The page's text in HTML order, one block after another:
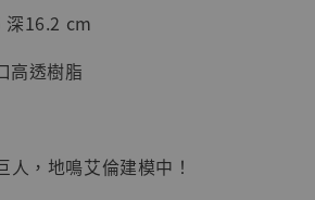
深16.2 cm
高透樹脂
人，地鳴艾倫建模中！